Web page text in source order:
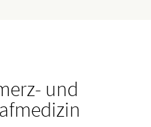
und